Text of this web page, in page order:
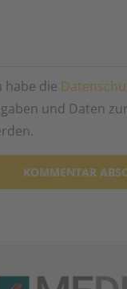
habe die
und Daten